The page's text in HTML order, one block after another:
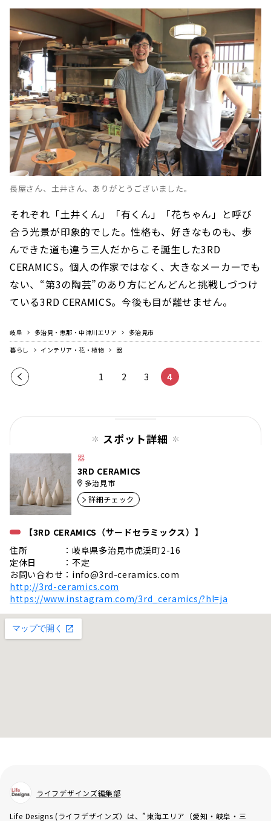
長屋さん、土井さん、ありがとうございました。
それぞれ「土井くん」「有くん」「花ちゃん」と呼び
合う光景が印象的でした。性格も、好きなものも、歩
んできた道も違う三人だからこそ誕生した3RD
CERAMICS。個人の作家ではなく、大きなメーカーでも
ない、“第3の陶芸”のあり方にどんどんと挑戦しづつけ
ている3RD CERAMICS。今後も目が離せません。
岐阜 多治見・恵那・中津川エリア
多治見市
暮らし
インテリア・花・植物 器
前の
1 2 3 4
スポット詳細
器
3RD CERAMICS
多治見市
詳細チェック
【3RD CERAMICS（サードセラミックス）】
住所 ：岐阜県多治見市虎渓町2-16
定休日 ：不定
お問い合わせ： info@3rd-ceramics.com
http://3rd-ceramics.com
https://www.instagram.com/3rd_ceramics/?hl=ja
ライフデザインズ編集部
Life Designs (ライフデザインズ）は、”東海エリア（愛知・岐阜・三